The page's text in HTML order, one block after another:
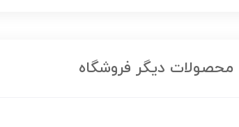
محصولات دیگر فروشگاه